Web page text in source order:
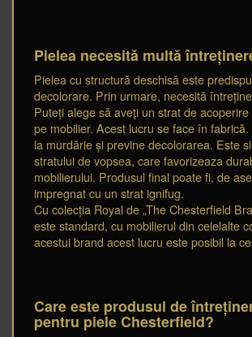
Pielea necesită multă
Pielea cu structură deschisă este
decolorare. Prin urmare, necesită
Puteți alege să aveți un strat de
pe mobilier. Acest lucru se face în
la murdărie și previne decolorarea. Este
stratului de vopsea, care favorizeaza
mobilierului. Produsul final poate fi, de
impregnat cu un strat ignifug.
Cu colecția Royal de „The Chesterfield
este standard, cu mobilierul din celelalte
acestui brand acest lucru este posibil la
Care este produsul de
pentru piele Chesterfield?